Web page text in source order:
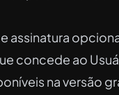
assinatura
concede ao
na versão